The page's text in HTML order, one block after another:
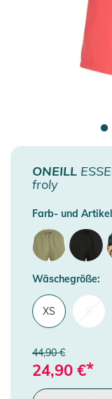
ONEILL
froly
Farb- und
Wäschegröße:
XS
44,90 €
24,90 €*